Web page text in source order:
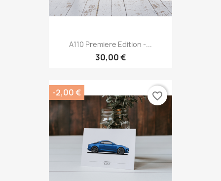
A110 Premiere Edition -...
30,00 €
-2,00 € favorite_border